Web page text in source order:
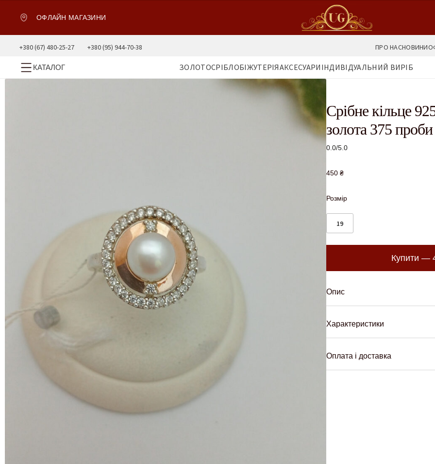
ОФЛАЙН МАГАЗИНИ
+380 (67) 480-25-27 +380 (95) 944-70-38 ПРО НАСНОВИНИ
КАТАЛОГ ЗОЛОТОСРІБЛОБІЖУТЕРІЯАКСЕСУАРИ ІНДИВІДУАЛЬНИЙ ВИРІБ
Срібне кільце
золота 375 проби
0.0/5.0
450 ₴
Розмір
19
Купити —
Опис
Характеристики
Оплата і доставка